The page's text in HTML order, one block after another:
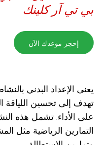
بي تي آر كلينك
إحجز موعدك الآن
تهدف إلى تحسين اللياقة
على الأداء. تشمل هذه
التمارين الرياضية مثل